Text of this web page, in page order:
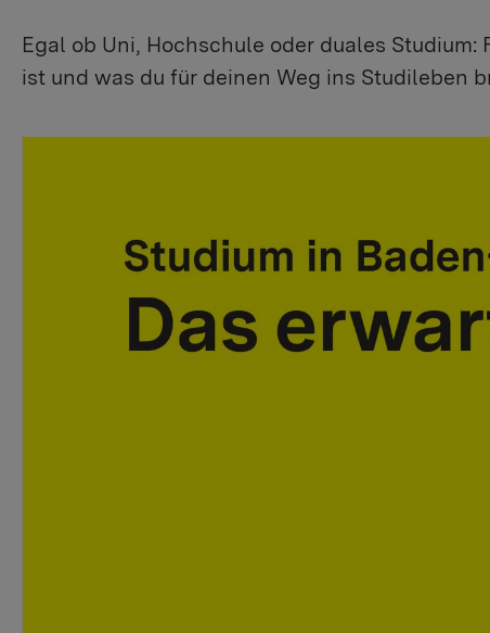
Egal ob Uni, Hochschule oder duales
ist und was du für deinen Weg ins Studileben